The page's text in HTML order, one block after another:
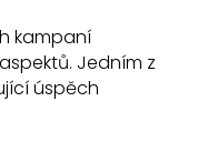
kampaní
Jedním z
úspěch